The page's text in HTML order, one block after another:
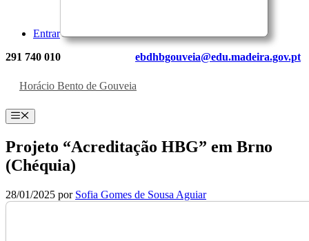
Entrar
291 740 010 ebdhbgouveia@edu.madeira.gov.pt
Horácio Bento de Gouveia
Menu
Projeto “Acreditação HBG” em Brno
(Chéquia)
28/01/2025 por Sofia Gomes de Sousa Aguiar